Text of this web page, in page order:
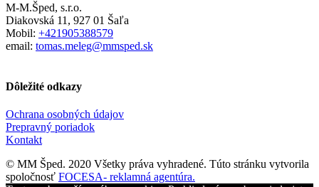
M-M.Šped, s.r.o.
Diakovská 11, 927 01 Šaľa
Mobil: +421905388579
email: tomas.meleg@mmsped.sk
Dôležité odkazy
Ochrana osobných údajov
Prepravný poriadok
Kontakt
© MM Šped. 2020 Všetky práva vyhradené. Túto stránku vytvorila
spoločnosť FOCESA- reklamná agentúra.